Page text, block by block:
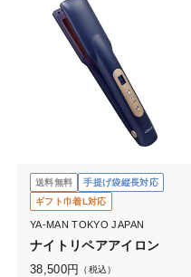
送料無料
手提げ袋縦長対応
ギフト巾着L対応
YA-MAN TOKYO JAPAN
ナイトリペアアイロン
38,500円 （税込）